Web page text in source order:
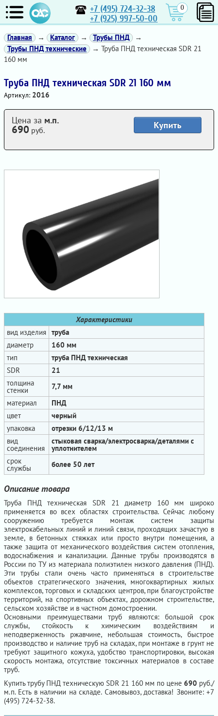
+7 (495) 724-32-38
+7 (925) 997-50-00
0
Главная → Каталог → Трубы ПНД
→
Трубы ПНД технические
→ Труба ПНД техническая SDR 21
160 мм
Труба ПНД техническая SDR 21 160 мм
Артикул: 2016
Характеристики
вид изделия
труба
диаметр
160 мм
тип
труба ПНД техническая
SDR
21
толщина
стенки
7,7 мм
материал
ПНД
цвет
черный
упаковка
отрезки 6/12/13 м
вид
соединения
стыковая сварка/электросварка/деталями с
уплотнителем
срок
службы более 50 лет
Купить
Цена за м.п.
690 руб.
Описание товара
Труба ПНД техническая SDR 21 диаметр 160 мм широко
применяется во всех областях строительства. Сейчас любому
сооружению требуется монтаж систем защиты
электрокабельных линий и линий связи, проходящих зачастую в
земле, в бетонных стяжках или просто внутри помещения, а
также защита от механического воздействия систем отопления,
водоснабжения и канализации. Данные трубы производятся в
России по ТУ из материала полиэтилен низкого давления (ПНД).
Эти трубы стали очень часто применяться в строительстве
объектов стратегического значения, многоквартирных жилых
комплексов, торговых и складских центров, при благоустройстве
территорий, на спортивных объектах, дорожном строительстве,
сельском хозяйстве и в частном домостроении.
Основными преимуществами труб являются: большой срок
службы, стойкость к химическим воздействиям и
неподверженность ржавчине, небольшая стоимость, быстрое
производство и наличие труб на складах, при монтаже в грунт не
требуют защитного кожуха, удобство транспортировки, высокая
скорость монтажа, отсутствие токсичных материалов в составе
труб.
Купить трубу ПНД техническую SDR 21 160 мм по цене 690 руб./
м.п. Есть в наличии на складе. Самовывоз, доставка! Звоните: +7
(495) 724-32-38.